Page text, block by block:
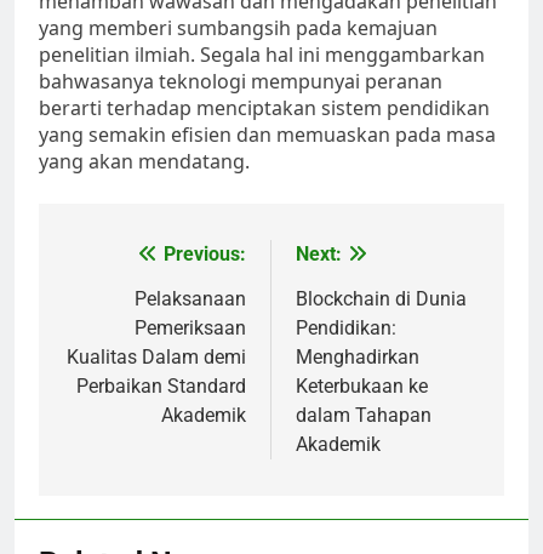
yang memberi sumbangsih pada kemajuan
penelitian ilmiah. Segala hal ini menggambarkan
bahwasanya teknologi mempunyai peranan
berarti terhadap menciptakan sistem pendidikan
yang semakin efisien dan memuaskan pada masa
yang akan mendatang.
navigation
Previous:
Pelaksanaan
Pemeriksaan
Kualitas Dalam demi
Perbaikan Standard
Akademik
Next:
Blockchain di Dunia
Pendidikan:
Menghadirkan
Keterbukaan ke
dalam Tahapan
Akademik